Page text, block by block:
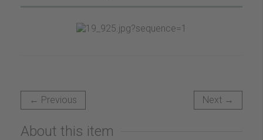
← Previous Next →
About this item